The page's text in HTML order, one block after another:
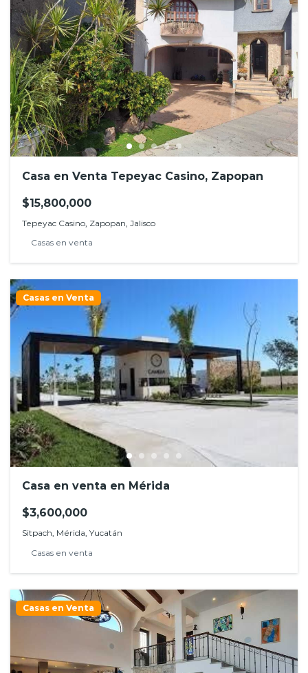
Casa en Venta Tepeyac Casino, Zapopan
$15,800,000
Tepeyac Casino, Zapopan, Jalisco
Casas en venta
Casas en Venta
Casa en venta en Mérida
$3,600,000
Sitpach, Mérida, Yucatán
Casas en venta
Casas en Venta